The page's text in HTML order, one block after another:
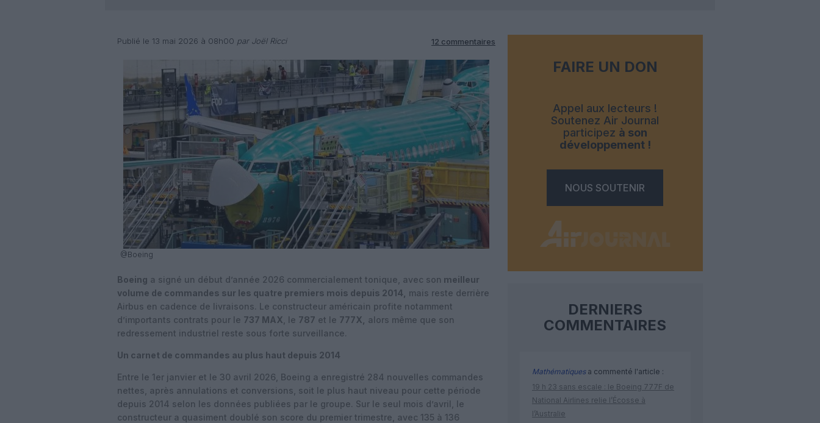
Publié le 13 mai 2026 à 08h00 par Joël Ricci 12 commentaires
@Boeing
Boeing a signé un début d’année 2026 commercialement tonique, avec son meilleur
volume de commandes sur les quatre premiers mois depuis 2014,
mais reste derrière
Airbus en cadence de livraisons. Le constructeur américain profite notamment
d’importants contrats pour le 737 MAX , le 787 et le 777X,
alors même que son
redressement industriel reste sous forte surveillance.
Un carnet de commandes au plus haut depuis 2014
Entre le 1er janvier et le 30 avril 2026, Boeing a enregistré 284 nouvelles commandes
nettes, après annulations et conversions, soit le plus haut niveau pour cette période
depuis 2014 selon les données publiées par le groupe. Sur le seul mois d’avril, le
constructeur a quasiment doublé son score du premier trimestre, avec 135 à 136
FAIRE UN DON
Appel aux lecteurs !
Soutenez Air Journal
participez à son
développement !
NOUS SOUTENIR
DERNIERS
COMMENTAIRES
Mathématiquesa commenté l'article :
19 h 23 sans escale : le Boeing 777F de
National Airlines relie l’Écosse à
l’Australie